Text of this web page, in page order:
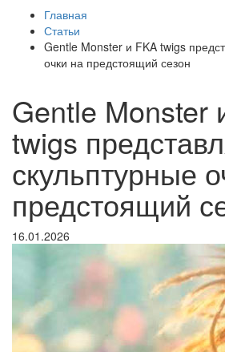
Главная
Статьи
Gentle Monster и FKA twigs
очки на предстоящий сезон
Gentle Monster
twigs
скульптурные
предстоящий
16.01.2026